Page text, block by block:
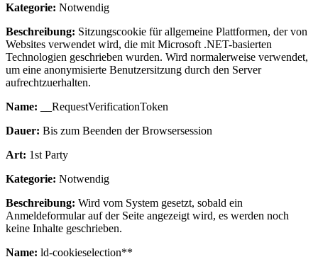
Kategorie: Notwendig
Beschreibung: Sitzungscookie für allgemeine Plattformen, der von
Websites verwendet wird, die mit Microsoft .NET-basierten
Technologien geschrieben wurden. Wird normalerweise verwendet,
um eine anonymisierte Benutzersitzung durch den Server
aufrechtzuerhalten.
Name: __RequestVerificationToken
Dauer: Bis zum Beenden der Browsersession
Art: 1st Party
Kategorie: Notwendig
Beschreibung: Wird vom System gesetzt, sobald ein
Anmeldeformular auf der Seite angezeigt wird, es werden noch
keine Inhalte geschrieben.
Name: ld-cookieselection**